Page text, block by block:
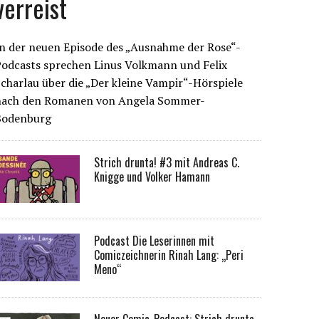
der neuen Episode des „Ausnahme der Rose“-
sprechen Linus Volkmann und Felix
über die „Der kleine Vampir“-Hörspiele
den Romanen von Angela Sommer-
Strich drunta! #3 mit Andreas C.
Knigge und Volker Hamann
Podcast Die Leserinnen mit
Comiczeichnerin Rinah Lang: „Peri
Meno“